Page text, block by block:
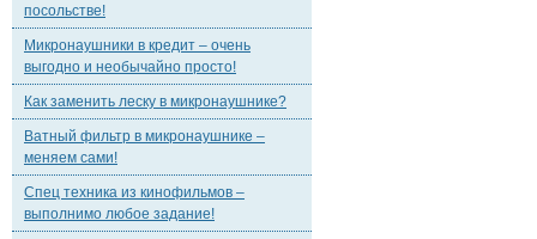
посольстве!
Микронаушники в кредит – очень
выгодно и необычайно просто!
Как заменить леску в микронаушнике?
Ватный фильтр в микронаушнике –
меняем сами!
Спец техника из кинофильмов –
выполнимо любое задание!